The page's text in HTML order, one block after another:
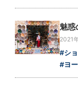
魅惑
2021
#シ
#ヨ